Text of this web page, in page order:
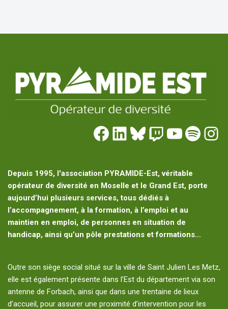
Depuis 1995, l'association PYRAMIDE-Est, véritable
opérateur de diversité en Moselle et le Grand Est, porte
aujourd’hui plusieurs services, tous dédiés à
l’accompagnement, à la formation, à l’emploi et au
maintien en emploi, de personnes en situation de
handicap, ainsi qu’un pôle prestations et formations…
Outre son siège social situé sur la ville de Saint Julien Les Metz,
elle est également présente dans l’Est du département via son
antenne de Forbach, ainsi que dans une trentaine de lieux
d’accueil, pour assurer une proximité d’intervention pour les